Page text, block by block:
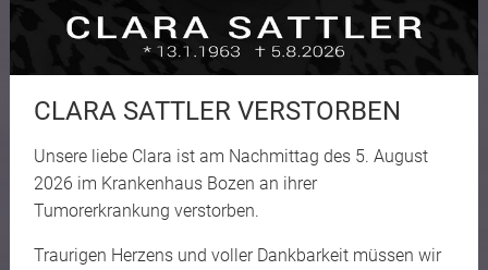
CLARA SATTLER VERSTORBEN
Unsere liebe Clara ist am Nachmittag des 5. August
2026 im Krankenhaus Bozen an ihrer
Tumorerkrankung verstorben.
Traurigen Herzens und voller Dankbarkeit müssen wir